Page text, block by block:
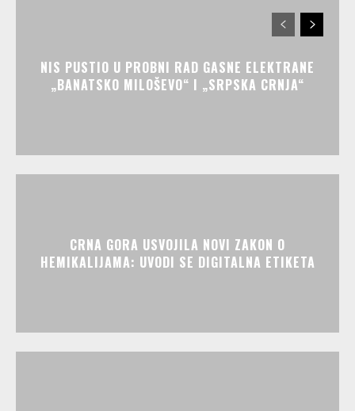
NIS PUSTIO U PROBNI RAD GASNE ELEKTRANE
„BANATSKO MILOŠEVO“ I „SRPSKA CRNJA“
CRNA GORA USVOJILA NOVI ZAKON O
HEMIKALIJAMA: UVODI SE DIGITALNA ETIKETA